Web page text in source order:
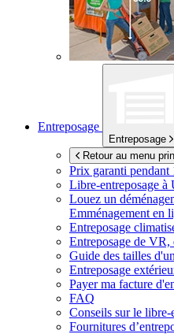
Entreposage
Entreposage
Retour au menu
Prix garanti pendant
Libre-entreposage à
Louez un
Emménagement en
Entreposage
Entreposage de VR,
Guide des tailles
Entreposage
Payer ma facture
FAQ
Conseils sur le libre-
Fournitures